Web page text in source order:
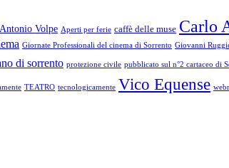
Antonio Volpe Aperti per ferie caffè delle muse Carlo
Giornate Professionali del cinema di Sorrento Giovanni
di sorrento protezione civile pubblicato sul n°2 cartaceo di
TEATRO tecnologicamente Vico Equense